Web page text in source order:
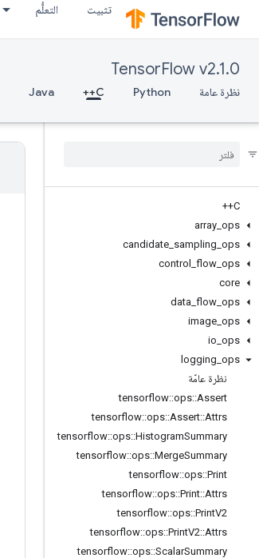
تثبيت التعلُّم
TensorFlow v2.1.0
نظرة عامة Python
C++
Java
C++
array ops
candidate sampling ops
control
flow ops
core
data flow ops
image ops
io ops
logging ops
نظرة عامّة
tensorflow::ops::Assert
tensorflow::ops::Assert::Attrs
tensorflow::ops::HistogramSummary
tensorflow::ops::MergeSummary
tensorflow::ops::Print
tensorflow::ops::Print::Attrs
tensorflow::ops::PrintV2
tensorflow::ops::PrintV2::Attrs
tensorflow::ops::ScalarSummary